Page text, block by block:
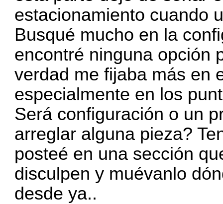
estacionamiento cuando
Busqué mucho en la
encontré ninguna opción
verdad me fijaba más en
especialmente en los
Será configuración o un
arreglar alguna pieza?
posteé en una sección
disculpen y muévanlo
desde ya..